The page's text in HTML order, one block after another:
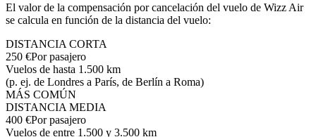
El valor de la compensación por cancelación del vuelo de Wizz Air
se calcula en función de la distancia del vuelo:
DISTANCIA CORTA
250 €Por pasajero
Vuelos de hasta 1.500 km
(p. ej. de Londres a París, de Berlín a Roma)
MÁS COMÚN
DISTANCIA MEDIA
400 €Por pasajero
Vuelos de entre 1.500 y 3.500 km